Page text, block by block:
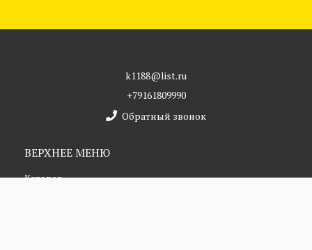
k1188@list.ru
+79161809990
Обратный звонок
ВЕРХНЕЕ МЕНЮ
Каталог